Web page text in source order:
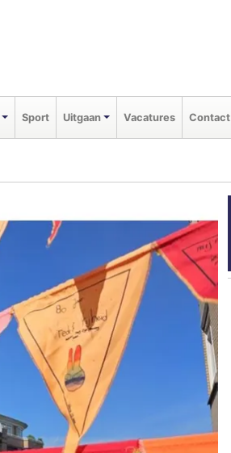
Sport Uitgaan Vacatures Contact